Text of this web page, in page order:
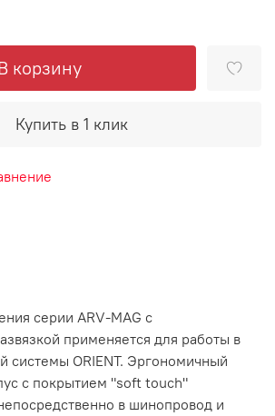
корзину
Купить в 1 клик
серии ARV-MAG с
применяется для работы в
системы ORIENT. Эргономичный
с покрытием "soft touch"
в шинопровод и